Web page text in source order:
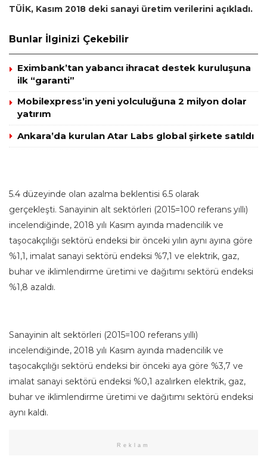
TÜİK, Kasım 2018 deki sanayi üretim verilerini açıkladı.
Bunlar İlginizi Çekebilir
Eximbank’tan yabancı ihracat destek kuruluşuna
ilk “garanti”
Mobilexpress’in yeni yolculuğuna 2 milyon dolar
yatırım
Ankara’da kurulan Atar Labs global şirkete satıldı
5.4 düzeyinde olan azalma beklentisi 6.5 olarak
gerçekleşti. Sanayinin alt sektörleri (2015=100 referans yıllı)
incelendiğinde, 2018 yılı Kasım ayında madencilik ve
taşocakçılığı sektörü endeksi bir önceki yılın aynı ayına göre
%1,1, imalat sanayi sektörü endeksi %7,1 ve elektrik, gaz,
buhar ve iklimlendirme üretimi ve dağıtımı sektörü endeksi
%1,8 azaldı.
Sanayinin alt sektörleri (2015=100 referans yıllı)
incelendiğinde, 2018 yılı Kasım ayında madencilik ve
taşocakçılığı sektörü endeksi bir önceki aya göre %3,7 ve
imalat sanayi sektörü endeksi %0,1 azalırken elektrik, gaz,
buhar ve iklimlendirme üretimi ve dağıtımı sektörü endeksi
aynı kaldı.
Reklam